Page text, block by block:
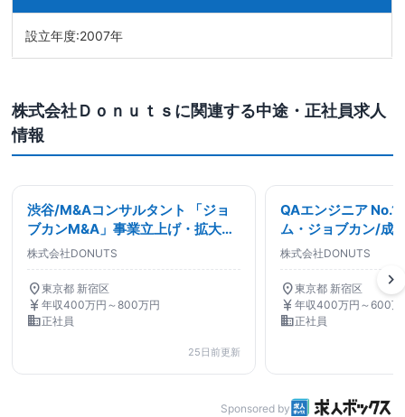
設立年度:2007年
株式会社Ｄｏｎｕｔｓに関連する中途・正社員求人
情報
渋谷/M&Aコンサルタント 「ジョ
ブカンM&A」事業立上げ・拡大
M&A未経験可 土日祝休み/戦略・
経営コンサルタント
株式会社DONUTS
location_on東京都 新宿区
currency_yen年収400万円～800万円
business正社員
25日前更新
QAエンジニア No.1
ム・ジョブカン/成
ップできる環境/年
株式会社DONUTS
location_on東京都 新宿区
currency_yen年収400万円～600万
business正社員
chevron_right
Sponsored by